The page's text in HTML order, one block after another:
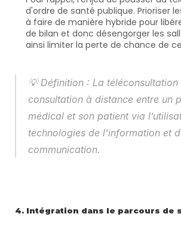
d'ordre de santé publique. Prioriser
à faire de manière hybride pour
de bilan et donc désengorger les
ainsi limiter la perte de chance de
💡 Définition : La téléconsultation
consultation à distance entre un
médical et son patient via
technologies de l’information et
communication.
4. Intégration dans le parcours de